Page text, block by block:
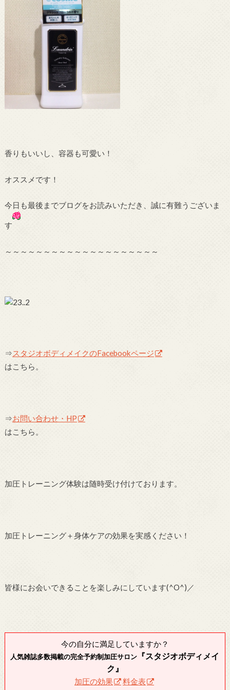
香りもいいし、容器も可愛い！
オススメです！
今日も最後までブログをお読みいただき、誠に有難うございま
す
～～～～～～～～～～～～～～～～～～～～
⇒スタジオボディメイクのFacebookページ
はこちら。
⇒お問い合わせ・HP
はこちら。
加圧トレーニング体験は随時受け付けております。
加圧トレーニング＋身体ケアの効果を実感ください！
皆様にお会いできることを楽しみにしています(^O^)／
今の自分に満足していますか？
人気雑誌多数掲載の完全予約制加圧サロン 『スタジオボディメイ
ク』
加圧の効果 料金表